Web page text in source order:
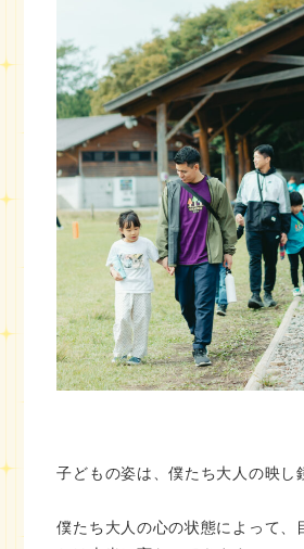
子どもの姿は、僕たち大人の映し
僕たち大人の心の状態によって、